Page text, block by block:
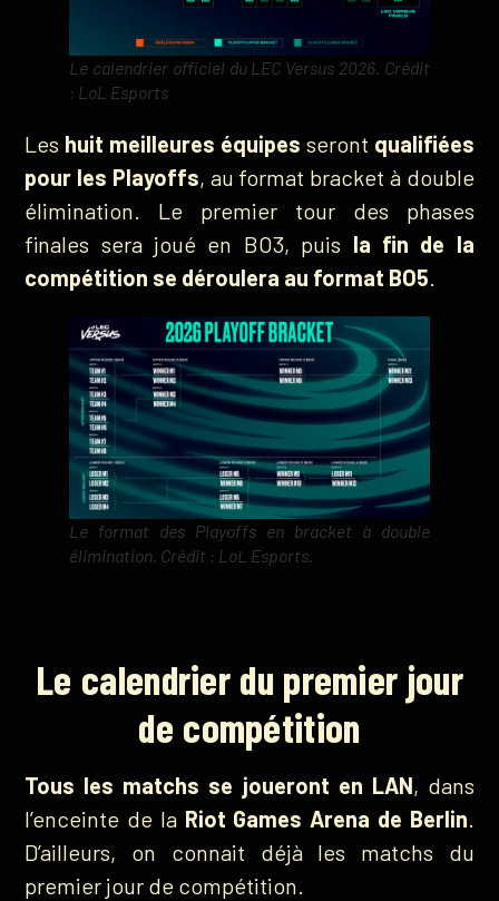
Le calendrier officiel du LEC Versus 2026. Crédit
: LoL Esports
Les huit meilleures équipes seront qualifiées
pour les Playoffs, au format bracket à double
élimination. Le premier tour des phases
finales sera joué en BO3, puis la fin de la
compétition se déroulera au format BO5.
Le format des Playoffs en bracket à double
élimination. Crédit : LoL Esports.
Le calendrier du premier jour
de compétition
Tous les matchs se joueront en LAN, dans
l’enceinte de la Riot Games Arena de Berlin.
D’ailleurs, on connait déjà les matchs du
premier jour de compétition.